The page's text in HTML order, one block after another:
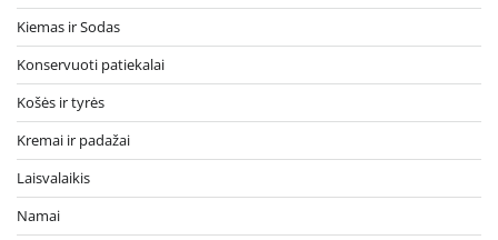
Kiemas ir Sodas
Konservuoti patiekalai
Košės ir tyrės
Kremai ir padažai
Laisvalaikis
Namai